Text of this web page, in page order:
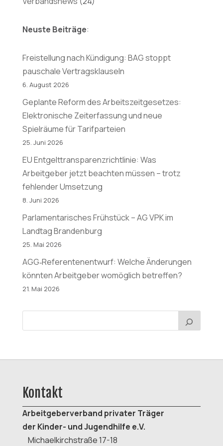
Neuste Beiträge:
Freistellung nach Kündigung: BAG stoppt
pauschale Vertragsklauseln
6. August 2026
Geplante Reform des Arbeitszeitgesetzes:
Elektronische Zeiterfassung und neue
Spielräume für Tarifparteien
25. Juni 2026
EU Entgelttransparenzrichtlinie: Was
Arbeitgeber jetzt beachten müssen – trotz
fehlender Umsetzung
8. Juni 2026
Parlamentarisches Frühstück – AG VPK im
Landtag Brandenburg
25. Mai 2026
AGG‑Referentenentwurf: Welche Änderungen
könnten Arbeitgeber womöglich betreffen?
21. Mai 2026
Kontakt
Arbeitgeberverband privater Träger
der Kinder- und Jugendhilfe e.V.
Michaelkirchstraße 17-18